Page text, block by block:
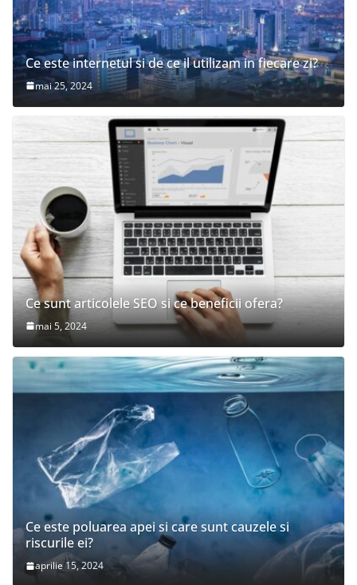
Ce este internetul si de ce il utilizam in fiecare zi?
mai 25, 2024
Ce sunt articolele SEO si ce beneficii ofera?
mai 5, 2024
Ce este poluarea apei si care sunt cauzele si
riscurile ei?
aprilie 15, 2024